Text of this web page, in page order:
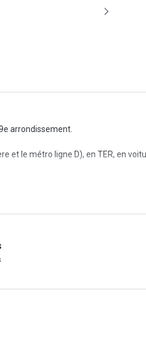
arrondissement.
le métro ligne D), en TER, en
soucier des recherches de
(fibre optique), copieur/